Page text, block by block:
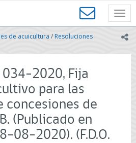
de acuicultura /Resoluciones
034-2020, Fija
para las
concesiones de
(Publicado en
08-2020). (F.D.O.